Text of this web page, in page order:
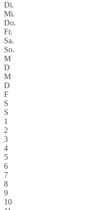
Di.
Mi.
Do.
Fr.
Sa.
So.
M
D
M
D
F
S
S
1
2
3
4
5
6
7
8
9
10